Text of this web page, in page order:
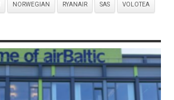
NORWEGIAN RYANAIR SAS VOLOTEA